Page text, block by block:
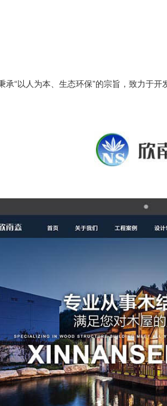
“以人为本、生态环保”的宗旨，致力于